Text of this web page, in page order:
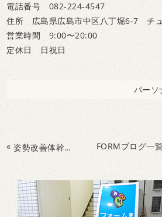
電話番号 082-224-4547
住所 広島県広島市中区八丁堀6-7 チ
営業時間 9:00〜20:00
定休日 日祝日
パーソ
« 姿勢改善体幹トレーニング FORMブログ一